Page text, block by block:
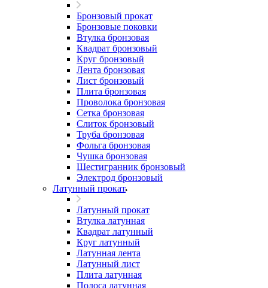
Бронзовый прокат
Бронзовые поковки
Втулка бронзовая
Квадрат бронзовый
Круг бронзовый
Лента бронзовая
Лист бронзовый
Плита бронзовая
Проволока бронзовая
Сетка бронзовая
Слиток бронзовый
Труба бронзовая
Фольга бронзовая
Чушка бронзовая
Шестигранник бронзовый
Электрод бронзовый
Латунный прокат
Латунный прокат
Втулка латунная
Квадрат латунный
Круг латунный
Латунная лента
Латунный лист
Плита латунная
Полоса латунная